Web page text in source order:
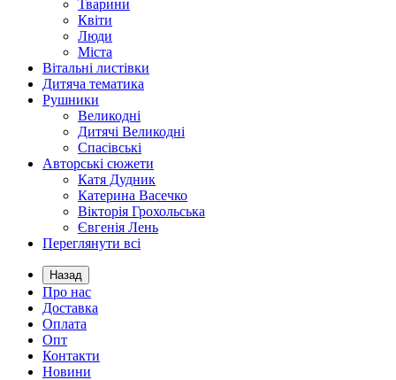
Тварини
Квіти
Люди
Міста
Вітальні листівки
Дитяча тематика
Рушники
Великодні
Дитячі Великодні
Спасівські
Авторські сюжети
Катя Дудник
Катерина Васечко
Вікторія Грохольська
Євгенія Лень
Переглянути всі
Назад
Про нас
Доставка
Оплата
Опт
Контакти
Новини